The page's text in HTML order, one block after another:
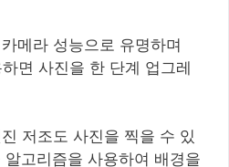
메라 성능으로 유명하며
면 사진을 한 단계 업그레
저조도 사진을 찍을 수 있
고리즘을 사용하여 배경을